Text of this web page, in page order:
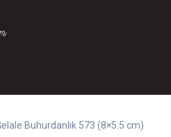
Buhurdanlık 573 (8×5.5 cm)